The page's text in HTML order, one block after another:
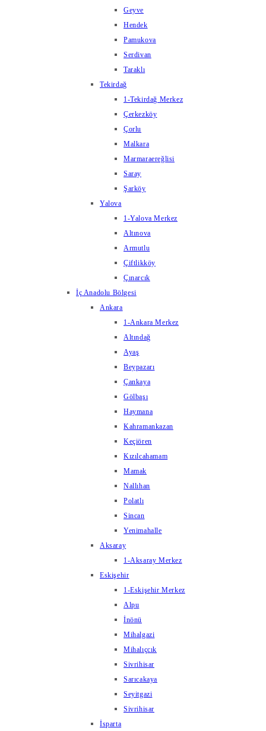
Geyve
Hendek
Pamukova
Serdivan
Taraklı
Tekirdağ
1-Tekirdağ Merkez
Çerkezköy
Çorlu
Malkara
Marmaraereğlisi
Saray
Şarköy
Yalova
1-Yalova Merkez
Altınova
Armutlu
Çiftlikköy
Çınarcık
İç Anadolu Bölgesi
Ankara
1-Ankara Merkez
Altındağ
Ayaş
Beypazarı
Çankaya
Gölbaşı
Haymana
Kahramankazan
Keçiören
Kızılcahamam
Mamak
Nallıhan
Polatlı
Sincan
Yenimahalle
Aksaray
1-Aksaray Merkez
Eskişehir
1-Eskişehir Merkez
Alpu
İnönü
Mihalgazi
Mihalıçcık
Sivrihisar
Sarıcakaya
Seyitgazi
Sivrihisar
İsparta